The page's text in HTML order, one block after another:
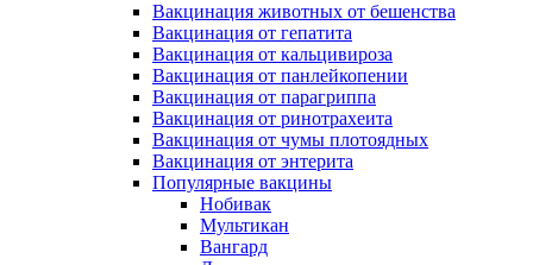
Вакцинация животных от бешенства
Вакцинация от гепатита
Вакцинация от кальцивироза
Вакцинация от панлейкопении
Вакцинация от парагриппа
Вакцинация от ринотрахеита
Вакцинация от чумы плотоядных
Вакцинация от энтерита
Популярные вакцины
Нобивак
Мультикан
Вангард